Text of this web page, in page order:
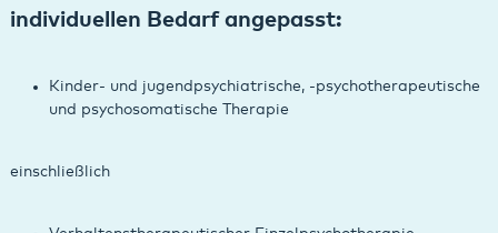
individuellen Bedarf angepasst:
Kinder- und jugendpsychiatrische, -psychotherapeutische
und psychosomatische Therapie
einschließlich